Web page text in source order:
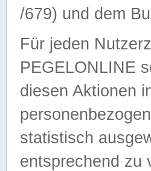
/679) und dem
Für jeden
PEGELONLINE
diesen Aktionen
statistisch
entsprechend zu